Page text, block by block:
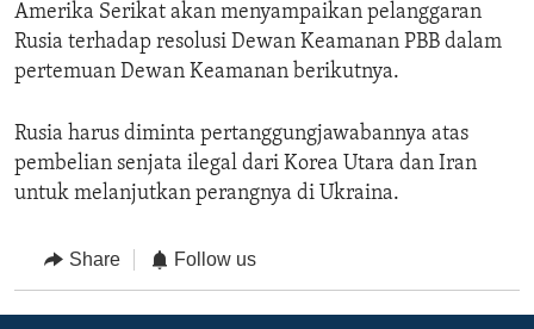
Amerika Serikat akan menyampaikan pelanggaran
Rusia terhadap resolusi Dewan Keamanan PBB dalam
pertemuan Dewan Keamanan berikutnya.
Rusia harus diminta pertanggungjawabannya atas
pembelian senjata ilegal dari Korea Utara dan Iran
untuk melanjutkan perangnya di Ukraina.
Share Follow us